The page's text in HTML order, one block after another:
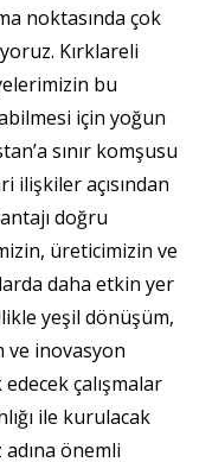
noktasında çok
Kırklareli
bu
için yoğun
sınır komşusu
ilişkiler açısından
doğru
üreticimizin ve
daha etkin yer
yeşil dönüşüm,
inovasyon
çalışmalar
ile kurulacak
önemli